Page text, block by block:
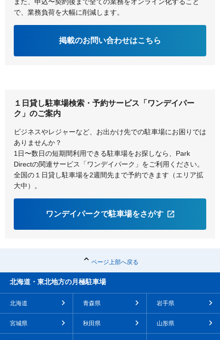
また、申込〜契約後まで全ての業務をオンライン化すること
で、業務負荷を大幅に削減します。
掲載のお問い合わせはこちら
１日貸し駐車場検索・予約サービス「ワンデイパー
ク」のご案内
ビジネスやレジャーなど、お出かけ先での駐車場にお困りでは
ありませんか？
1日〜数日の短期間利用できる駐車場をお探しなら、Park
Directの関連サービス「ワンデイパーク」をご利用ください。
全国の１日貸し駐車場を2週間先まで予約できます（エリア拡
大中）。
ワンデイパークで駐車場をさがす
ページ上部へ戻る
北海道・東北地方の月極駐車場
北海道 青森県 岩手県
宮城県 秋田県 山形県